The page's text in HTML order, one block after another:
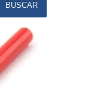
BUSCAR